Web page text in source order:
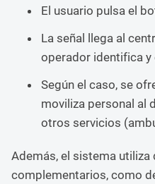
El usuario pulsa el
La señal llega al
operador identifica y
Según el caso, se
moviliza personal al
otros servicios
Además, el sistema
complementarios, como